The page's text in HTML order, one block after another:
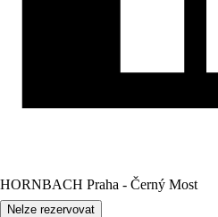
HORNBACH Praha - Černý Most
Nelze rezervovat